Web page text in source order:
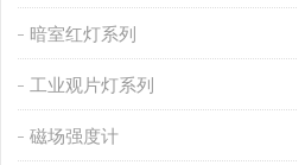
暗室红灯系列
工业观片灯系列
磁场强度计